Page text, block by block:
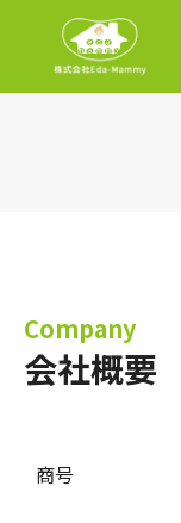
Company
会社概要
商号